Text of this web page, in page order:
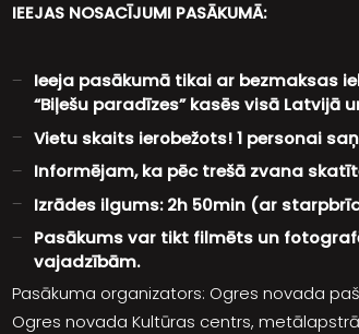
IEEJAS NOSACĪJUMI PASĀKUMĀ:
Ieeja pasākumā tikai ar bezmaksas
“Biļešu paradīzes” kasēs visā Latvijā
Vietu skaits ierobežots! 1 personai
Informējam, ka pēc trešā zvana
Izrādes ilgums: 2h 50min (ar
Pasākums var tikt filmēts un
vajadzībām.
Pasākuma organizators: Ogres novada
Ogres novada Kultūras centrs,